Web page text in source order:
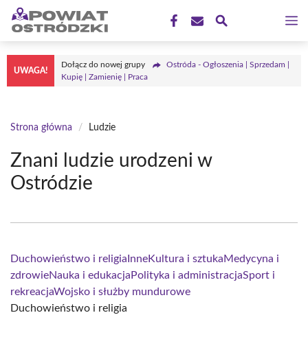
Przejdź
treści
UWAGA!
Dołącz do nowej grupy
Ostróda - Ogłoszenia | Sprzedam |
Kupię | Zamienię | Praca
Strona główna / Ludzie
Znani ludzie urodzeni w
Ostródzie
Duchowieństwo i religia InneKultura i sztukaMedycyna i
zdrowieNauka i edukacja Polityka i administracjaSport i
rekreacjaWojsko i służby mundurowe
Duchowieństwo i religia